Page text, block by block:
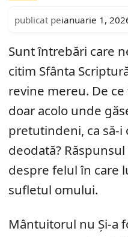
publicat peianuarie 1,
Sunt întrebări care
citim Sfânta
revine mereu. De ce
doar acolo unde
pretutindeni, ca să-i
deodată?
despre felul în care
sufletul omului.
Mântuitorul nu Și-a